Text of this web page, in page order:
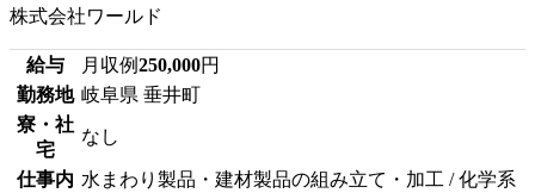
株式会社ワールド
給与 月収例250,000円
勤務地 岐阜県 垂井町
寮・社
宅
なし
仕事内 水まわり製品・建材製品の組み立て・加工 / 化学系